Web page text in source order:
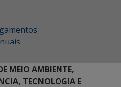
MEIO AMBIENTE,
TECNOLOGIA E